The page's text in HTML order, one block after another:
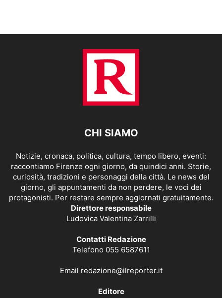
CHI SIAMO
Notizie, cronaca, politica, cultura, tempo libero, eventi:
raccontiamo Firenze ogni giorno, da quindici anni. Storie,
curiosità, tradizioni e personaggi della città. Le news del
giorno, gli appuntamenti da non perdere, le voci dei
protagonisti. Per restare sempre aggiornati gratuitamente.
Direttore responsabile
Ludovica Valentina Zarrilli
Contatti Redazione
Telefono 055 6587611
Email redazione@ilreporter.it
Editore